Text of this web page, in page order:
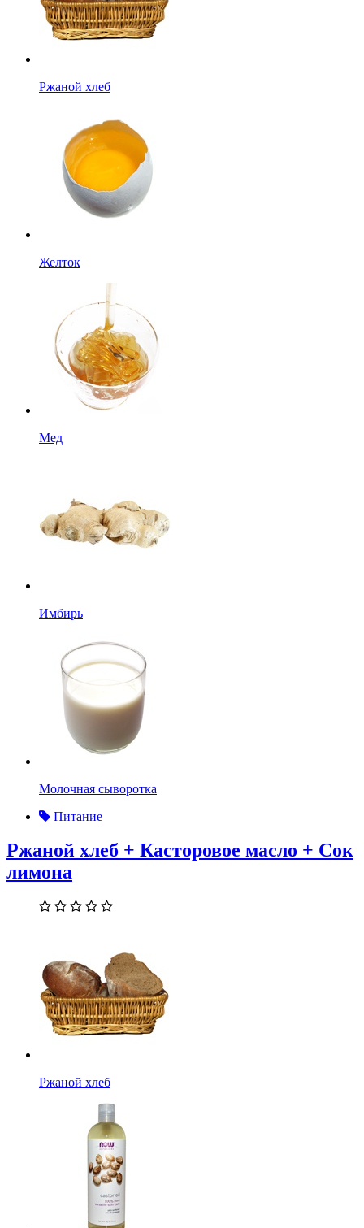
Ржаной хлеб
Желток
Мед
Имбирь
Молочная сыворотка
Питание
Ржаной хлеб + Касторовое масло + Сок
лимона
Ржаной хлеб